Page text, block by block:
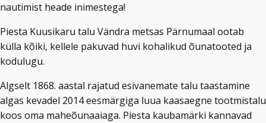
nautimist heade inimestega!
Piesta Kuusikaru talu Vändra metsas Pärnumaal ootab
külla kõiki, kellele pakuvad huvi kohalikud õunatooted ja
kodulugu.
Algselt 1868. aastal rajatud esivanemate talu taastamine
algas kevadel 2014 eesmärgiga luua kaasaegne tootmistalu
koos oma maheõunaaiaga. Piesta kaubamärki kannavad